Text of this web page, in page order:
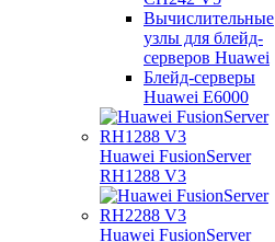
Вычислительные
узлы для блейд-
серверов Huawei
Блейд-серверы
Huawei E6000
Huawei FusionServer
RH1288 V3
Huawei FusionServer